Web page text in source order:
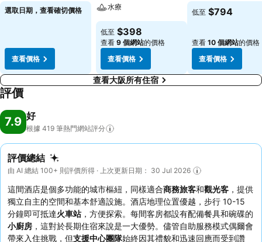
選取日期，查看確切價格
查看價格
水療
低至 $398
查看 9 個網站的價格
查看價格
低至 $794
查看 10 個網站的價格
查看價格
查看大阪所有住宿
評價
7.9 好
根據 419 筆熱門網站評分
評價總結
由 AI 總結 100+ 則評價所得 · 上次更新日期： 30 Jul 2026
這間酒店是個多功能的城市樞紐，同樣適合商務旅客和觀光客 ，提供
獨立自主的空間和基本舒適設施。酒店地理位置優越，步行 10-15
分鐘即可抵達火車站 ，方便探索。每間客房都設有配備餐具和碗碟的
小廚房 ，這對於長期住宿來說是一大優勢。儘管自助服務模式偶爾會
帶來入住挑戰，但支援中心團隊始終因其禮貌和迅速回應而受到讚